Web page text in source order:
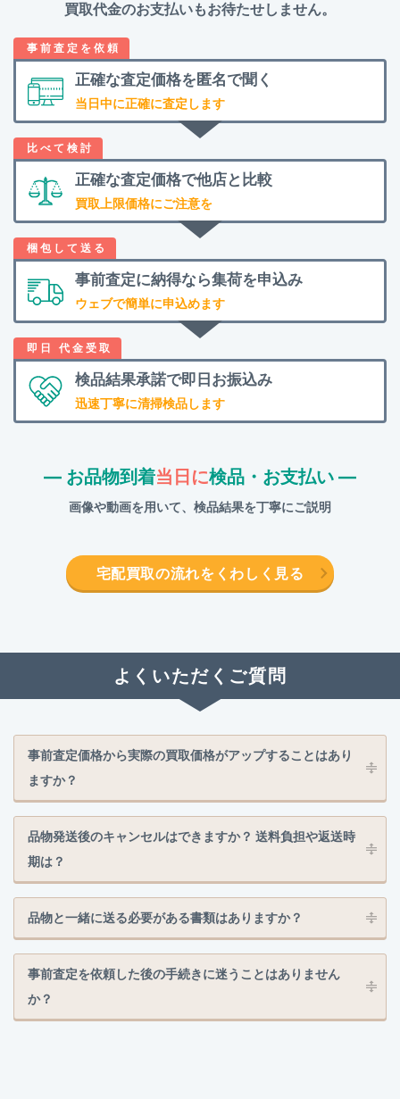
買取代金のお支払いもお待たせしません。
正確な査定価格を 匿名で聞く
当日中に正確に査定します
正確な査定価格で他店と比較
買取上限価格にご注意を
事前査定に納得なら集荷を申込み
ウェブで簡単に申込めます
検品結果承諾で即日お振込み
迅速丁寧に清掃検品します
― お品物到着当日に検品・お支払い ―
画像や動画を用いて、検品結果を丁寧にご説明
宅配買取の流れをくわしく見る
よくいただくご質問
事前査定価格から実際の買取価格がアップすることはあり
ますか？
品物発送後のキャンセルはできますか？ 送料負担や返送時
期は？
品物と一緒に送る必要がある書類はありますか？
事前査定を依頼した後の手続きに迷うことはありません
か？